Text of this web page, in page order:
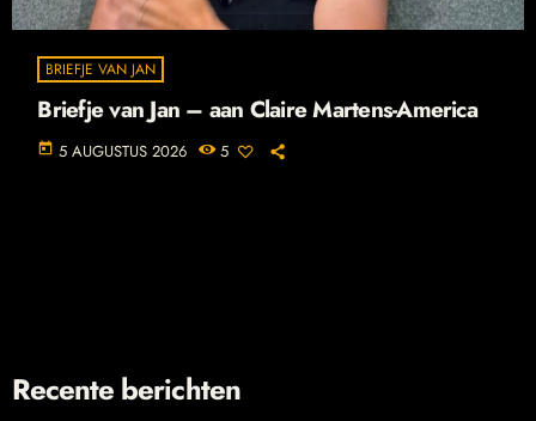
BRIEFJE VAN JAN
Briefje van Jan – aan Claire Martens-America
today 5 AUGUSTUS 2026 5
Recente berichten